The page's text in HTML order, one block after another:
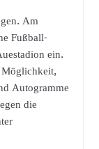
Am
Fußball-
ein.
Autogramme
die